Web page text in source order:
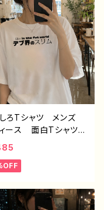
ろTシャツ メンズ
ィース 面白Tシャツ
かわいい おしゃ
性的 おすすめ 半
ャツ デザイン コラ
ブ界のスリム（ホワイ
作：んごミック C-3